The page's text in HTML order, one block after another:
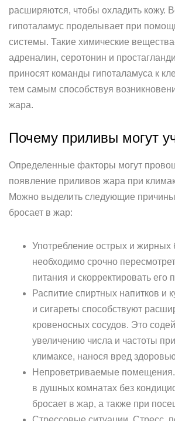
расширяются, чтобы охладить кожу.
гипоталамус проделывает при
системы. Такие химические
адреналин, серотонин и
приносят команды гипоталамуса к
тем самым способствуя
жара.
Почему приливы могут
Определенные факторы могут
появление приливов жара при
Можно выделить следующие
бросает в жар:
Употребление острых и
необходимо срочно
питания и скорректировать его
Распитие спиртных напитков и
и сигареты способствуют
кровеносных сосудов. Это
увеличению числа и частоты
климаксе, нанося вред
Непроветриваемые
в душных комнатах без
бросает в жар, а также при